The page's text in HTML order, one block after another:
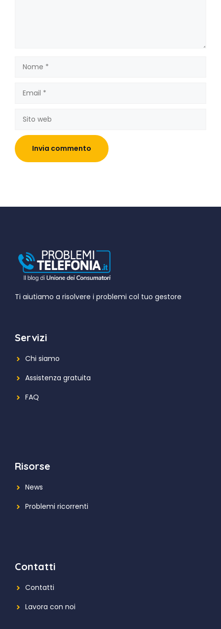
web
Ti aiutiamo a risolvere i problemi col tuo gestore
Servizi
Chi siamo
Assistenza gratuita
FAQ
Risorse
News
Problemi ricorrenti
Contatti
Contatti
Lavora con noi